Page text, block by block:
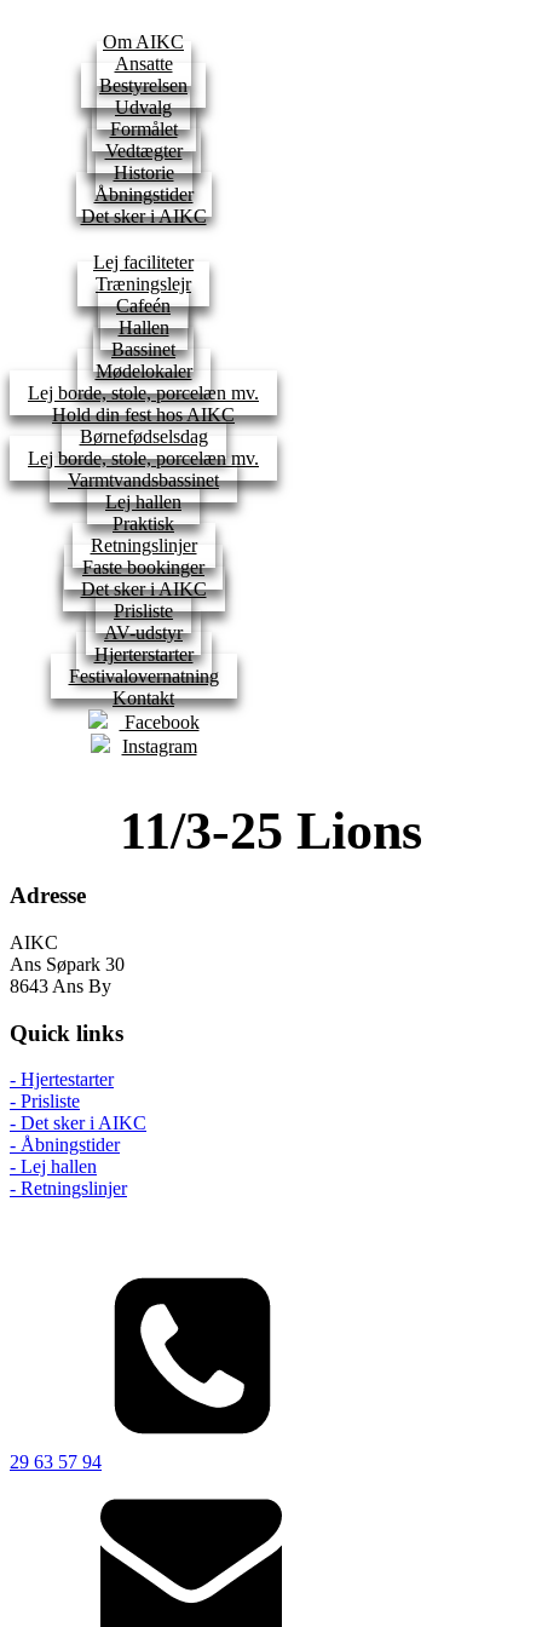
Om AIKC
Ansatte
Bestyrelsen
Udvalg
Formålet
Vedtægter
Historie
Åbningstider
Det sker i AIKC
Lej faciliteter
Træningslejr
Cafeén
Hallen
Bassinet
Mødelokaler
Lej borde, stole, porcelæn mv.
Hold din fest hos AIKC
Børnefødselsdag
Lej borde, stole, porcelæn mv.
Varmtvandsbassinet
Lej hallen
Praktisk
Retningslinjer
Faste bookinger
Det sker i AIKC
Prisliste
AV-udstyr
Hjerterstarter
Festivalovernatning
Kontakt
Facebook
Instagram
11/3-25 Lions
Adresse
AIKC
Ans Søpark 30
8643 Ans By
Quick links
- Hjertestarter
- Prisliste
- Det sker i AIKC
- Åbningstider
- Lej hallen
- Retningslinjer
29 63 57 94